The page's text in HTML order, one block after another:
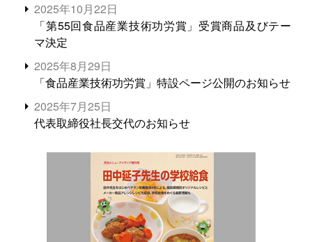
2025年10月22日
「第55回食品産業技術功労賞」受賞商品及びテー
マ決定
2025年8月29日
「食品産業技術功労賞」特設ページ公開のお知らせ
2025年7月25日
代表取締役社長交代のお知らせ